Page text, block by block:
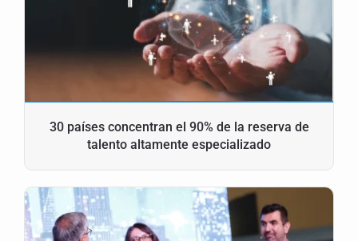
30 países concentran el 90% de la reserva de
talento altamente especializado